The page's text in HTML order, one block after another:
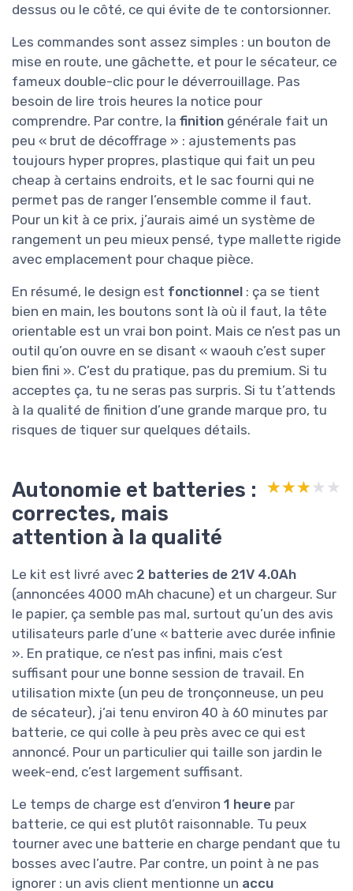
dessus ou le côté, ce qui évite de te contorsionner.
Les commandes sont assez simples : un bouton de
mise en route, une gâchette, et pour le sécateur, ce
fameux double-clic pour le déverrouillage. Pas
besoin de lire trois heures la notice pour
comprendre. Par contre, la finition générale fait un
peu « brut de décoffrage » : ajustements pas
toujours hyper propres, plastique qui fait un peu
cheap à certains endroits, et le sac fourni qui ne
permet pas de ranger l’ensemble comme il faut.
Pour un kit à ce prix, j’aurais aimé un système de
rangement un peu mieux pensé, type mallette rigide
avec emplacement pour chaque pièce.
En résumé, le design est fonctionnel : ça se tient
bien en main, les boutons sont là où il faut, la tête
orientable est un vrai bon point. Mais ce n’est pas un
outil qu’on ouvre en se disant « waouh c’est super
bien fini ». C’est du pratique, pas du premium. Si tu
acceptes ça, tu ne seras pas surpris. Si tu t’attends
à la qualité de finition d’une grande marque pro, tu
risques de tiquer sur quelques détails.
Autonomie et batteries :
correctes, mais
attention à la qualité
★★★★★
★★★★★
Le kit est livré avec 2 batteries de 21V 4.0Ah
(annoncées 4000 mAh chacune) et un chargeur. Sur
le papier, ça semble pas mal, surtout qu’un des avis
utilisateurs parle d’une « batterie avec durée infinie
». En pratique, ce n’est pas infini, mais c’est
suffisant pour une bonne session de travail. En
utilisation mixte (un peu de tronçonneuse, un peu
de sécateur), j’ai tenu environ 40 à 60 minutes par
batterie, ce qui colle à peu près avec ce qui est
annoncé. Pour un particulier qui taille son jardin le
week-end, c’est largement suffisant.
Le temps de charge est d’environ 1 heure par
batterie, ce qui est plutôt raisonnable. Tu peux
tourner avec une batterie en charge pendant que tu
bosses avec l’autre. Par contre, un point à ne pas
ignorer : un avis client mentionne un accu